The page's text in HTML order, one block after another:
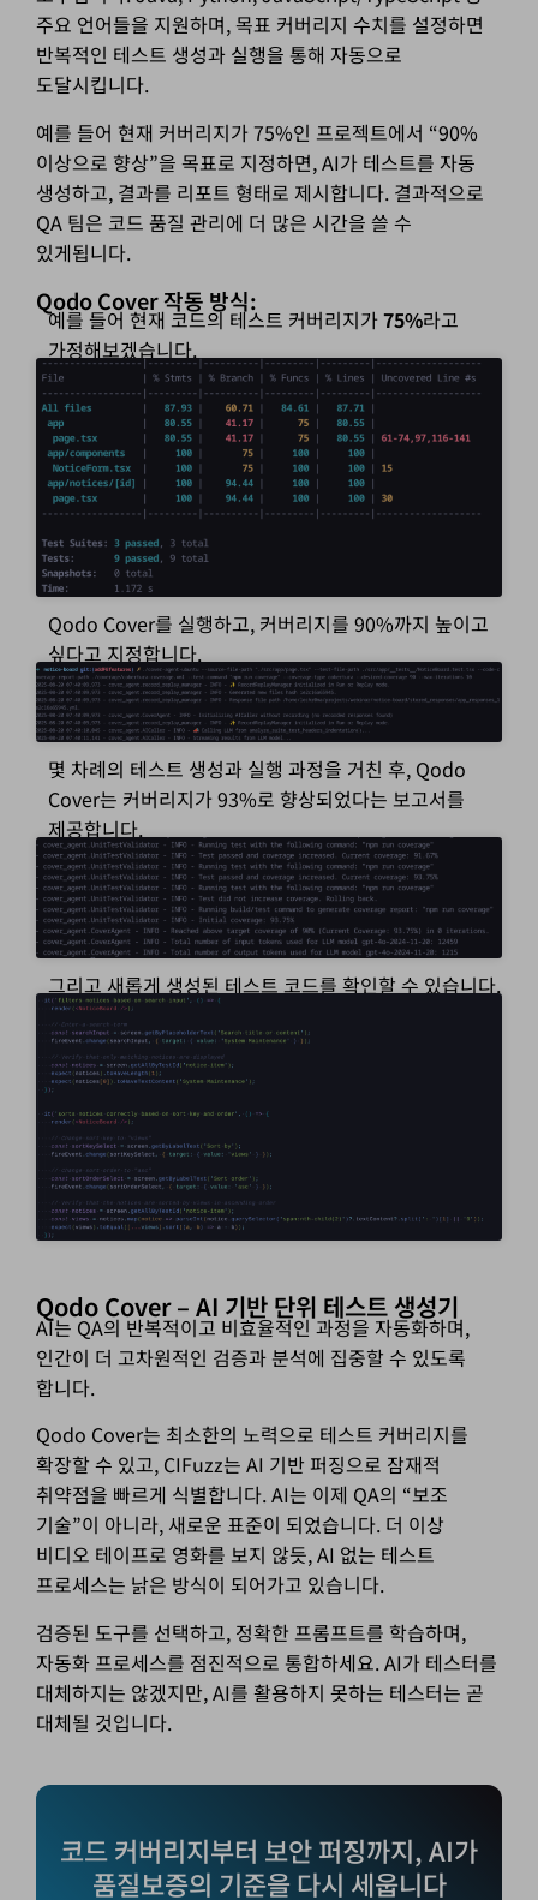
주요 언어들을 지원하며, 목표 커버리지 수치를 설정하면
반복적인 테스트 생성과 실행을 통해 자동으로
도달시킵니다.
예를 들어 현재 커버리지가 75%인 프로젝트에서 “90%
이상으로 향상”을 목표로 지정하면, AI가 테스트를 자동
생성하고, 결과를 리포트 형태로 제시합니다. 결과적으로
QA 팀은 코드 품질 관리에 더 많은 시간을 쓸 수
있게됩니다.
Qodo Cover 작동 방식:
예를 들어 현재 코드의 테스트 커버리지가75%라고
가정해보겠습니다.
Qodo Cover를 실행하고, 커버리지를 90%까지 높이고
싶다고 지정합니다.
몇 차례의 테스트 생성과 실행 과정을 거친 후, Qodo
Cover는 커버리지가 93%로 향상되었다는 보고서를
제공합니다.
그리고 새롭게 생성된 테스트 코드를 확인할 수 있습니다.
Qodo Cover – AI 기반 단위 테스트 생성기
AI는 QA의 반복적이고 비효율적인 과정을 자동화하며,
인간이 더 고차원적인 검증과 분석에 집중할 수 있도록
합니다.
Qodo Cover는 최소한의 노력으로 테스트 커버리지를
확장할 수 있고, CIFuzz는 AI 기반 퍼징으로 잠재적
취약점을 빠르게 식별합니다. AI는 이제 QA의 “보조
기술”이 아니라, 새로운 표준이 되었습니다. 더 이상
비디오 테이프로 영화를 보지 않듯, AI 없는 테스트
프로세스는 낡은 방식이 되어가고 있습니다.
검증된 도구를 선택하고, 정확한 프롬프트를 학습하며,
자동화 프로세스를 점진적으로 통합하세요. AI가 테스터를
대체하지는 않겠지만, AI를 활용하지 못하는 테스터는 곧
대체될 것입니다.
코드 커버리지부터 보안 퍼징까지, AI가
품질보증의 기준을 다시 세웁니다